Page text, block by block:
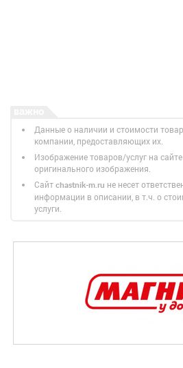
Данные о наличии и стоимости
компании, предоставляющих их.
Изображение товаров/услуг на
оригинального изображения.
Сайт chastnik-m.ru не несет
информации в описании, в т.ч. о
услуги.